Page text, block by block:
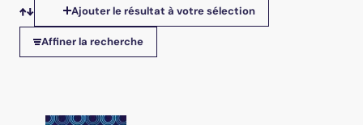
Tris disponibles
Ajouter le résultat à votre sélection
Affiner la recherche